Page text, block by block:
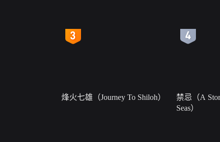
烽火七雄（Journey To Shiloh）
禁忌（A
Seas）